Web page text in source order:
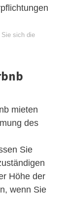
Sie sich die
mieten
des
Sie
Höhe der
wenn Sie